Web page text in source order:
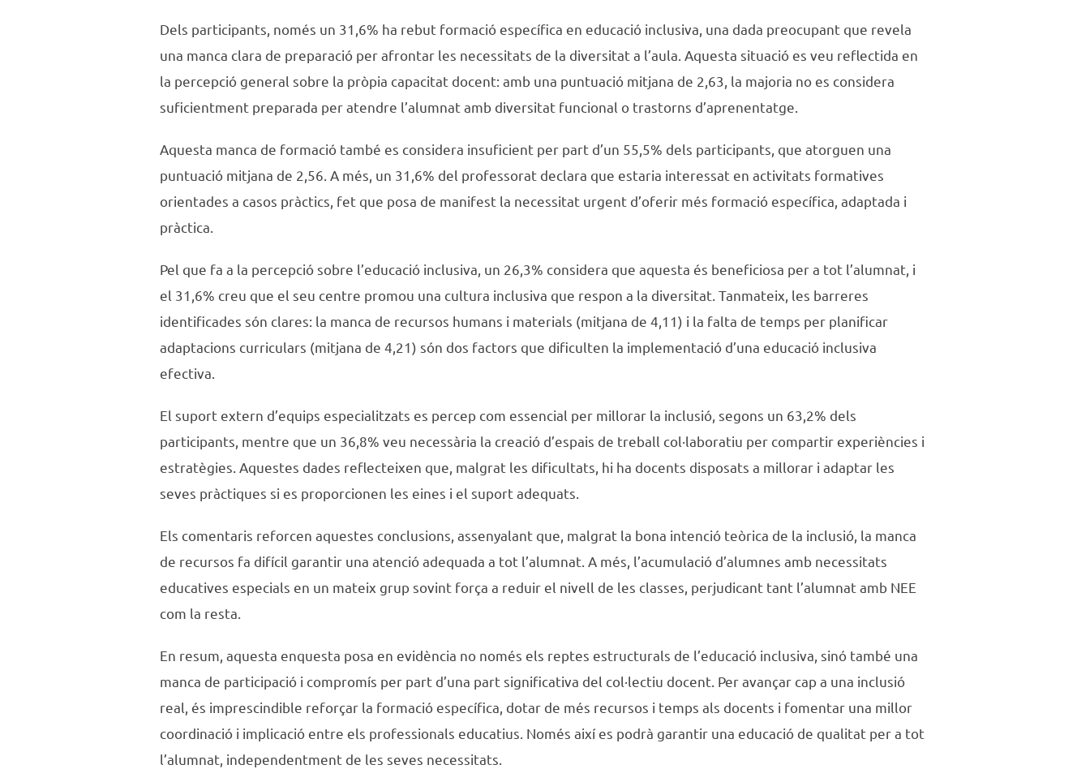
Dels participants, només un 31,6% ha rebut formació específica en educació inclusiva, una dada preocupant que revela
una manca clara de preparació per afrontar les necessitats de la diversitat a l’aula. Aquesta situació es veu reflectida en
la percepció general sobre la pròpia capacitat docent: amb una puntuació mitjana de 2,63, la majoria no es considera
suficientment preparada per atendre l’alumnat amb diversitat funcional o trastorns d’aprenentatge.
Aquesta manca de formació també es considera insuficient per part d’un 55,5% dels participants, que atorguen una
puntuació mitjana de 2,56. A més, un 31,6% del professorat declara que estaria interessat en activitats formatives
orientades a casos pràctics, fet que posa de manifest la necessitat urgent d’oferir més formació específica, adaptada i
pràctica.
Pel que fa a la percepció sobre l’educació inclusiva, un 26,3% considera que aquesta és beneficiosa per a tot l’alumnat, i
el 31,6% creu que el seu centre promou una cultura inclusiva que respon a la diversitat. Tanmateix, les barreres
identificades són clares: la manca de recursos humans i materials (mitjana de 4,11) i la falta de temps per planificar
adaptacions curriculars (mitjana de 4,21) són dos factors que dificulten la implementació d’una educació inclusiva
efectiva.
El suport extern d’equips especialitzats es percep com essencial per millorar la inclusió, segons un 63,2% dels
participants, mentre que un 36,8% veu necessària la creació d’espais de treball col·laboratiu per compartir experiències i
estratègies. Aquestes dades reflecteixen que, malgrat les dificultats, hi ha docents disposats a millorar i adaptar les
seves pràctiques si es proporcionen les eines i el suport adequats.
Els comentaris reforcen aquestes conclusions, assenyalant que, malgrat la bona intenció teòrica de la inclusió, la manca
de recursos fa difícil garantir una atenció adequada a tot l’alumnat. A més, l’acumulació d’alumnes amb necessitats
educatives especials en un mateix grup sovint força a reduir el nivell de les classes, perjudicant tant l’alumnat amb NEE
com la resta.
En resum, aquesta enquesta posa en evidència no només els reptes estructurals de l’educació inclusiva, sinó també una
manca de participació i compromís per part d’una part significativa del col·lectiu docent. Per avançar cap a una inclusió
real, és imprescindible reforçar la formació específica, dotar de més recursos i temps als docents i fomentar una millor
coordinació i implicació entre els professionals educatius. Només així es podrà garantir una educació de qualitat per a tot
l’alumnat, independentment de les seves necessitats.